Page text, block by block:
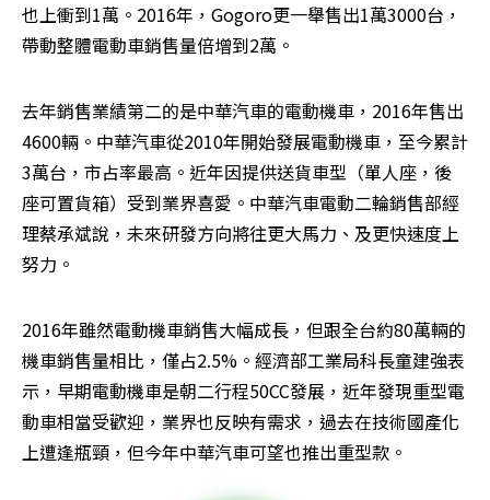
也上衝到1萬。2016年，Gogoro更一舉售出1萬3000台，
帶動整體電動車銷售量倍增到2萬。
去年銷售業績第二的是中華汽車的電動機車，2016年售出
4600輛。中華汽車從2010年開始發展電動機車，至今累計
3萬台，市占率最高。近年因提供送貨車型（單人座，後
座可置貨箱）受到業界喜愛。中華汽車電動二輪銷售部經
理蔡承斌說，未來研發方向將往更大馬力、及更快速度上
努力。
2016年雖然電動機車銷售大幅成長，但跟全台約80萬輛的
機車銷售量相比，僅占2.5%。經濟部工業局科長童建強表
示，早期電動機車是朝二行程50CC發展，近年發現重型電
動車相當受歡迎，業界也反映有需求，過去在技術國產化
上遭逢瓶頸，但今年中華汽車可望也推出重型款。